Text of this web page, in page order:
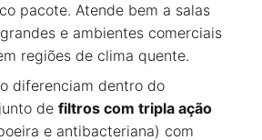
pacote. Atende bem a salas
e ambientes comerciais
regiões de clima quente.
diferenciam dentro do
de filtros com tripla ação
e antibacteriana) com